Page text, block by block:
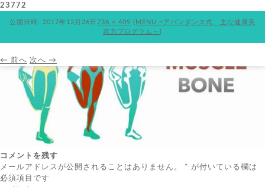
23772
公開日時: 2017年12月26日 736 × 409 ( MENU ~アバンダンス式 主な健康美
容力プログラム～ )
← 前へ 次へ →
コメントを残す
メールアドレスが公開されることはありません。
* が付いている欄は
必須項目です